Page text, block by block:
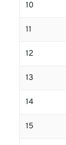
10
11
12
13
14
15